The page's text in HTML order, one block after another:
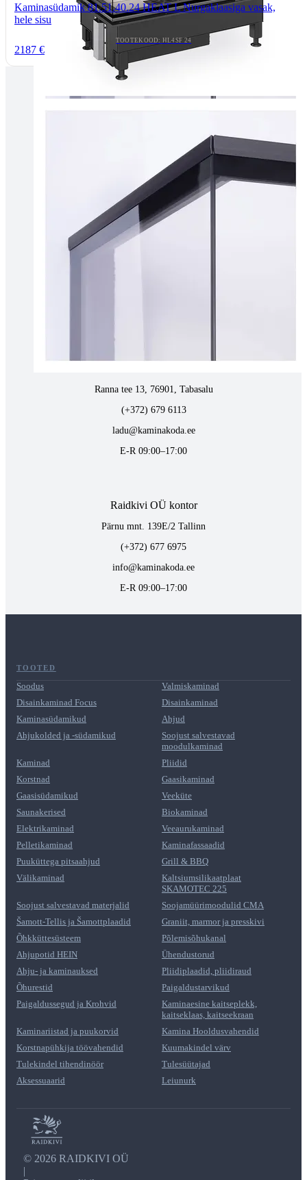
Kaminasüdamik 81.51.40.24 HEAT L Nurgaklaasiga vasak,
hele sisu
TOOTEKOOD: HL4SF 24
2187 €
Tallinnas kaminasalong
kaminakoda@kaminakoda.ee
E-R 10:00-18:30
Tartus kivi töötlemine
Ranna tee 13, 76901, Tabasalu
(+372) 679 6113
ladu@kaminakoda.ee
E-R 09:00–17:00
Raidkivi OÜ kontor
Pärnu mnt. 139E/2 Tallinn
(+372) 677 6975
info@kaminakoda.ee
E-R 09:00–17:00
TOOTED
Soodus
Valmiskaminad
Disainkaminad Focus
Disainkaminad
Kaminasüdamikud
Ahjud
Ahjukolded ja -südamikud
Soojust salvestavad
moodulkaminad
Kaminad
Pliidid
Korstnad
Gaasikaminad
Gaasisüdamikud
Veeküte
Saunakerised
Biokaminad
Elektrikaminad
Veeaurukaminad
Pelletikaminad
Kaminafassaadid
Puuküttega pitsaahjud
Grill & BBQ
Välikaminad
Kaltsiumsilikaatplaat
SKAMOTEC 225
Soojust salvestavad materjalid
Soojamüürimoodulid CMA
Šamott-Tellis ja Šamottplaadid
Graniit, marmor ja presskivi
Õhkküttesüsteem
Põlemisõhukanal
Ahjupotid HEIN
Ühendustorud
Ahju- ja kaminauksed
Pliidiplaadid, pliidiraud
Õhurestid
Paigaldustarvikud
Paigaldussegud ja Krohvid
Kaminaesine kaitseplekk,
kaitseklaas, kaitseekraan
Kaminariistad ja puukorvid
Kamina Hooldusvahendid
Korstnapühkija töövahendid
Kuumakindel värv
Tulekindel tihendinöör
Tulesüütajad
Aksessuaarid
Leiunurk
© 2026 RAIDKIVI OÜ
|